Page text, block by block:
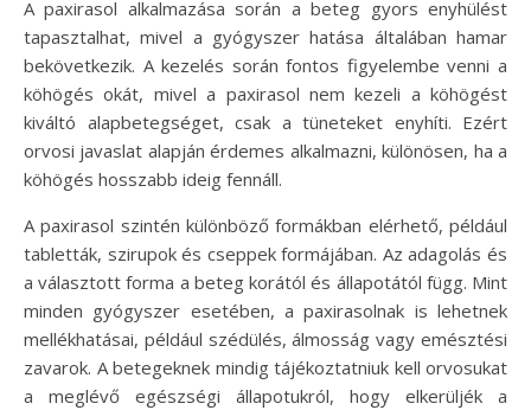
A paxirasol alkalmazása során a beteg gyors enyhülést
tapasztalhat, mivel a gyógyszer hatása általában hamar
bekövetkezik. A kezelés során fontos figyelembe venni a
köhögés okát, mivel a paxirasol nem kezeli a köhögést
kiváltó alapbetegséget, csak a tüneteket enyhíti. Ezért
orvosi javaslat alapján érdemes alkalmazni, különösen, ha a
köhögés hosszabb ideig fennáll.
A paxirasol szintén különböző formákban elérhető, például
tabletták, szirupok és cseppek formájában. Az adagolás és
a választott forma a beteg korától és állapotától függ. Mint
minden gyógyszer esetében, a paxirasolnak is lehetnek
mellékhatásai, például szédülés, álmosság vagy emésztési
zavarok. A betegeknek mindig tájékoztatniuk kell orvosukat
a meglévő egészségi állapotukról, hogy elkerüljék a